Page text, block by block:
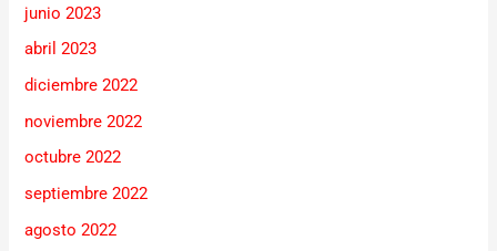
junio 2023
abril 2023
diciembre 2022
noviembre 2022
octubre 2022
septiembre 2022
agosto 2022